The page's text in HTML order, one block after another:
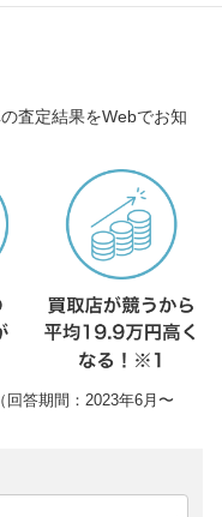
査定結果をWebでお知
答期間：2023年6月〜